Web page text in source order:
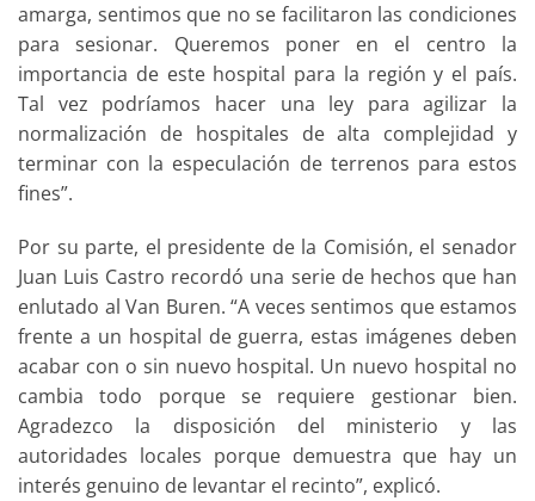
amarga, sentimos que no se facilitaron las condiciones
para sesionar. Queremos poner en el centro la
importancia de este hospital para la región y el país.
Tal vez podríamos hacer una ley para agilizar la
normalización de hospitales de alta complejidad y
terminar con la especulación de terrenos para estos
fines”.
Por su parte, el presidente de la Comisión, el senador
Juan Luis Castro recordó una serie de hechos que han
enlutado al Van Buren. “A veces sentimos que estamos
frente a un hospital de guerra, estas imágenes deben
acabar con o sin nuevo hospital. Un nuevo hospital no
cambia todo porque se requiere gestionar bien.
Agradezco la disposición del ministerio y las
autoridades locales porque demuestra que hay un
interés genuino de levantar el recinto”, explicó.